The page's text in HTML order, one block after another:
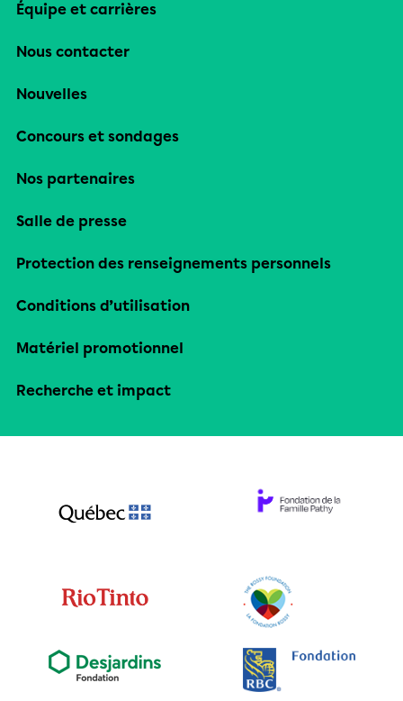
Équipe et carrières
Nous contacter
Nouvelles
Concours et sondages
Nos partenaires
Salle de presse
Protection des renseignements personnels
Conditions d’utilisation
Matériel promotionnel
Recherche et impact